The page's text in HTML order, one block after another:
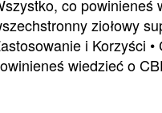
co powinieneś
ziołowy
i Korzyści •
wiedzieć o